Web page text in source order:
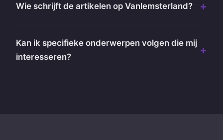
Wie schrijft de artikelen op Vanlemsterland?
Kan ik specifieke onderwerpen volgen die mij
interesseren?